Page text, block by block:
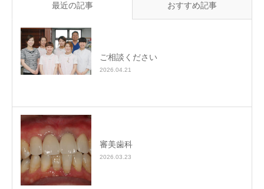
最近の記事 おすすめ記事
ご相談ください
2026.04.21
審美歯科
2026.03.23